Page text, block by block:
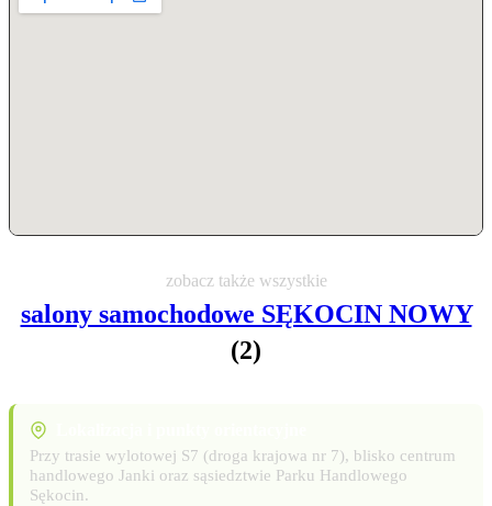
zobacz także wszystkie
salony samochodowe SĘKOCIN NOWY
(2)
Przy trasie wylotowej S7 (droga krajowa nr 7), blisko centrum
handlowego Janki oraz sąsiedztwie Parku Handlowego
Sękocin.